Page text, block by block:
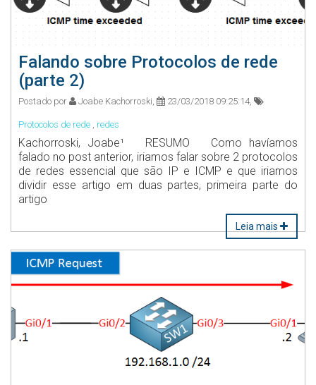
Falando sobre Protocolos de rede
(parte 2)
Postado por Joabe Kachorroski, 23/03/2018 09:25:14,
Protocolos de rede , redes
Kachorroski, Joabe¹ RESUMO Como havíamos
falado no post anterior, iriamos falar sobre 2 protocolos
de redes essencial que são IP e ICMP e que iriamos
dividir esse artigo em duas partes, primeira parte do
artigo
Leia mais